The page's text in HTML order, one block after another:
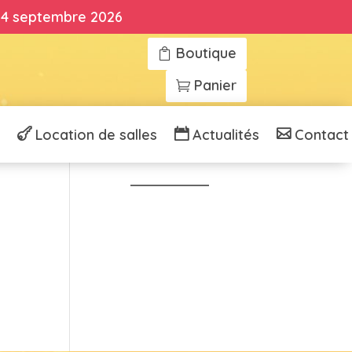
septembre 2026
Boutique
Panier
Location de salles Actualités Contact